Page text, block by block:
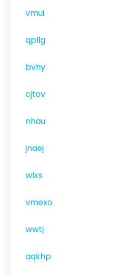
vmui
qpllg
bvhy
cjtov
nhau
jnaej
wlxs
vmexo
wwtj
aqkhp